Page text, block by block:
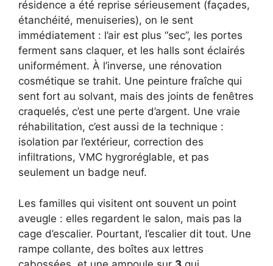
résidence a été reprise sérieusement (façades,
étanchéité, menuiseries), on le sent
immédiatement : l’air est plus “sec”, les portes
ferment sans claquer, et les halls sont éclairés
uniformément. À l’inverse, une rénovation
cosmétique se trahit. Une peinture fraîche qui
sent fort au solvant, mais des joints de fenêtres
craquelés, c’est une perte d’argent. Une vraie
réhabilitation, c’est aussi de la technique :
isolation par l’extérieur, correction des
infiltrations, VMC hygroréglable, et pas
seulement un badge neuf.
Les familles qui visitent ont souvent un point
aveugle : elles regardent le salon, mais pas la
cage d’escalier. Pourtant, l’escalier dit tout. Une
rampe collante, des boîtes aux lettres